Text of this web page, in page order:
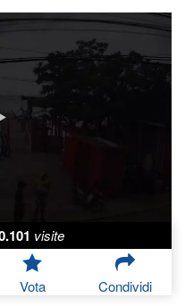
visite
Vota Condividi